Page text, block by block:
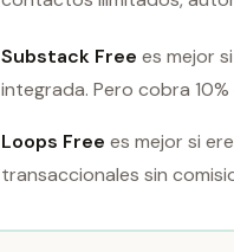
Substack Free es mejor
integrada. Pero cobra
Loops Free es mejor si
transaccionales sin